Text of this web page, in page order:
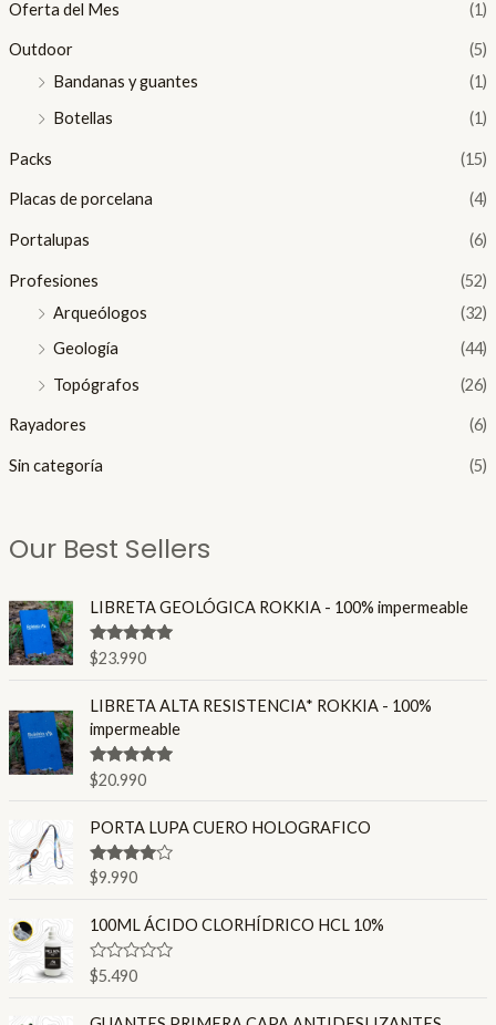
Oferta del Mes (1)
Outdoor
(5)
Bandanas y guantes
(1)
Botellas
(1)
Packs (15)
Placas de porcelana (4)
Portalupas (6)
Profesiones
(52)
Arqueólogos
(32)
Geología
(44)
Topógrafos
(26)
Rayadores (6)
Sin categoría (5)
Our Best Sellers
LIBRETA GEOLÓGICA ROKKIA - 100% impermeable
Valorado en
4.86
$23.990
LIBRETA ALTA RESISTENCIA* ROKKIA - 100%
impermeable
Valorado en
4.80
$20.990
PORTA LUPA CUERO HOLOGRAFICO
Valorado
en
$9.990
100ML ÁCIDO CLORHÍDRICO HCL 10%
V
a
o
$5.490